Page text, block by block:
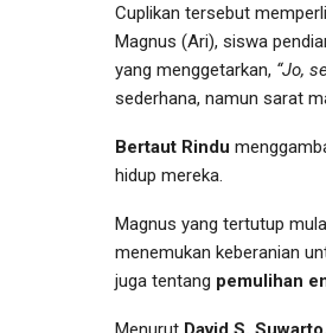
Cuplikan tersebut
Magnus (Ari), siswa
yang menggetarkan, “Jo,
sederhana, namun sarat
Bertaut Rindu
hidup mereka.
Magnus yang tertutup
menemukan keberanian
juga tentang pemulihan